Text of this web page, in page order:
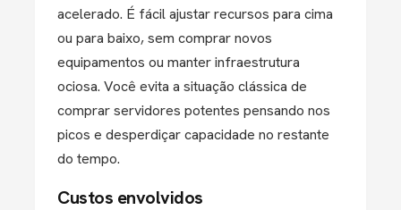
acelerado. É fácil ajustar recursos para cima
ou para baixo, sem comprar novos
equipamentos ou manter infraestrutura
ociosa. Você evita a situação clássica de
comprar servidores potentes pensando nos
picos e desperdiçar capacidade no restante
do tempo.
Custos envolvidos